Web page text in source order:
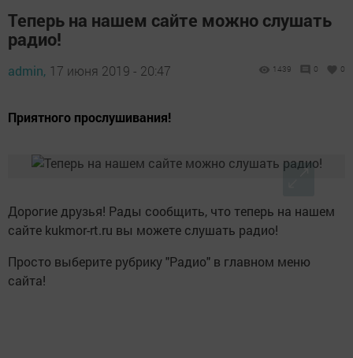
Теперь на нашем сайте можно слушать
радио!
admin, 17 июня 2019 - 20:47 1439 0 0
Приятного прослушивания!
Дорогие друзья! Рады сообщить, что теперь на нашем
сайте kukmor-rt.ru вы можете слушать радио!
Просто выберите рубрику "Радио" в главном меню
сайта!